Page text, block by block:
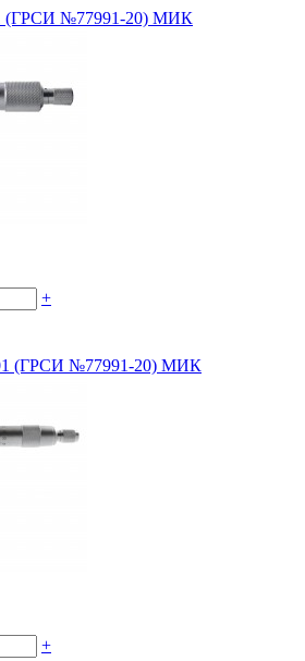
(ГРСИ №77991-20) МИК
+
(ГРСИ №77991-20) МИК
+